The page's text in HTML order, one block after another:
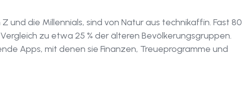
und die Millennials, sind von Natur aus technikaffin. Fast 80
zu etwa 25 % der älteren Bevölkerungsgruppen.
Apps, mit denen sie Finanzen, Treueprogramme und